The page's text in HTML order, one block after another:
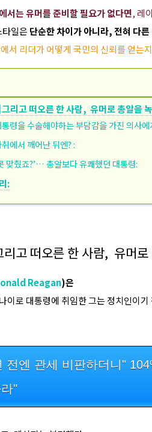
서는 유머를 준비할 필요가 없다면, 레
타일은 단순한 차이가 아니라, 전혀 다른
서 리더가 어떻게 국민의 신뢰를 얻는
리고 떠오른 한 사람, 유머로 총알을
령을 수술해야하는 부담감을 가진 의사에
에서 깨어난 뒤엔? :
맞췄죠?’… 총알보다 유쾌했던 대통령:
:
고 떠오른 한 사람, 유머로
Reagan)은
이로 대통령에 취임한 그는 정치인이
전엔 관세 비판하더니"
"